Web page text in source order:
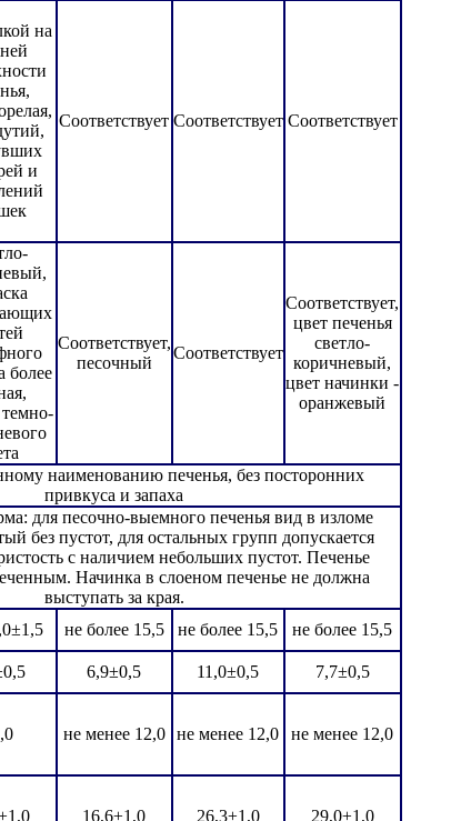
на
и
Соответствует Соответствует Соответствует
более
темно-
Соответствует,
песочный
Соответствует
Соответствует,
цвет печенья
светло-
коричневый,
цвет начинки -
оранжевый
наименованию печенья, без посторонних
привкуса и запаха
для песочно-выемного печенья вид в изломе
без пустот, для остальных групп допускается
с наличием небольших пустот. Печенье
Начинка в слоеном печенье не должна
выступать за края.
не более 15,5 не более 15,5
не более 15,5
6,9±0,5 11,0±0,5
7,7±0,5
не менее 12,0 не менее 12,0 не менее 12,0
16,6±1,0 26,3±1,0 29,0±1,0